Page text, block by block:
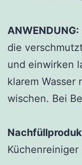
ANWENDUNG:
die
und einwirken
klarem Wasser
wischen. Bei
Küchenreiniger